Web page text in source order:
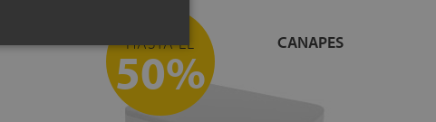
HASTA EL
50%
CANAPES